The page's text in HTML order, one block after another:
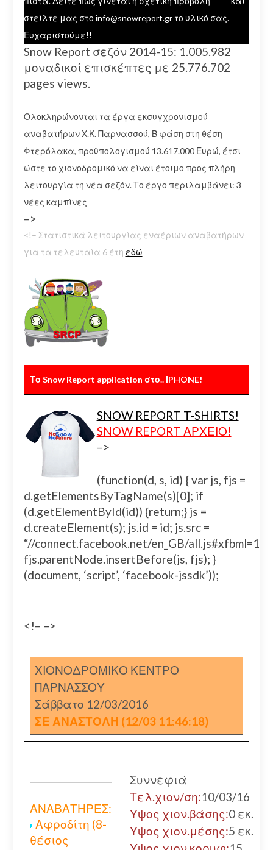
στείλτε μας στο info@snowreport.gr το υλικό σας.
Ευχαριστούμε!!
Snow Report σεζόν 2014-15: 1.005.982
μοναδικοί επισκέπτες με 25.776.702
pages views.
Ολοκληρώνονται τα έργα εκσυγχρονισμού
αναβατήρων Χ.Κ. Παρνασσού, Β φάση στη θέση
Φτερόλακα, προϋπολογισμού 13.617.000 Ευρώ, έτσι
ώστε το χιονοδρομικό να είναι έτοιμο προς πλήρη
λειτουργία τη νέα σεζόν. Το έργο περιλαμβάνει: 3
νέες καμπίνες
–>
<!– Στατιστικά λειτουργίας εναέριων αναβατήρων
για τα τελευταία 6 έτη εδώ
Το Snow Report application στο.. ΙPHONE!
SNOW REPORT T-SHIRTS!
SNOW REPORT ΑΡΧΕΙΟ!
–>
(function(d, s, id) { var js, fjs =
d.getElementsByTagName(s)[0]; if
(d.getElementById(id)) {return;} js =
d.createElement(s); js.id = id; js.src =
“//connect.facebook.net/en_GB/
fjs.parentNode.insertBefore(js, fjs); }
(document, ‘script’, ‘facebook-jssdk’));
<!– –>
ΧΙΟΝΟΔΡΟΜΙΚΟ ΚΕΝΤΡΟ
ΠΑΡΝΑΣΣΟΥ
Σάββατο 12/03/2016
ΣΕ ΑΝΑΣΤΟΛΗ (12/03 11:46:18)
ΑΝΑΒΑΤΗΡΕΣ:
Αφροδίτη (8-
θέσιος
Συννεφιά
Τελ.χιον/ση:10/03/16
Υψος χιον.βάσης:0 εκ.
Υψος χιον.μέσης:5 εκ.